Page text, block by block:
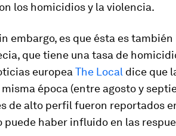
los homicidios y la violencia.
embargo, es que ésta es
que tiene una tasa de
europeaThe Local dice que
época (entre agosto y
de alto perfil fueron reportados
puede haber influido en las